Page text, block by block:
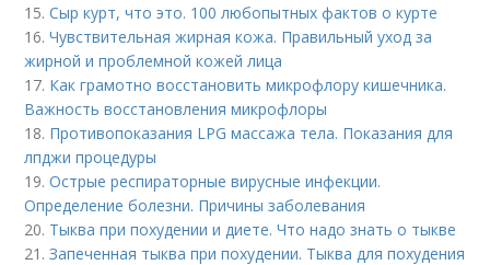
15.Сыр курт, что это. 100 любопытных фактов о курте
16.Чувствительная жирная кожа. Правильный уход за
жирной и проблемной кожей лица
17. Как грамотно восстановить микрофлору кишечника.
Важность восстановления микрофлоры
18. Противопоказания LPG массажа тела. Показания для
лпджи процедуры
19.Острые респираторные вирусные инфекции.
Определение болезни. Причины заболевания
20. Тыква при похудении и диете. Что надо знать о тыкве
21.Запеченная тыква при похудении. Тыква для похудения